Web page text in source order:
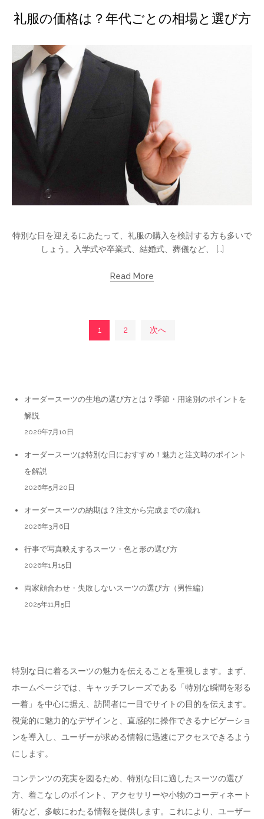
礼服の価格は？年代ごとの相場と選び方
特別な日を迎えるにあたって、礼服の購入を検討する方も多いで
しょう。入学式や卒業式、結婚式、葬儀など、 […]
Read More
の
ペ
ー
ジ
送
り
1 2 次へ
オーダースーツの生地の選び方とは？季節・用途別のポイントを
解説
2026年7月10日
オーダースーツは特別な日におすすめ！魅力と注文時のポイント
を解説
2026年5月20日
オーダースーツの納期は？注文から完成までの流れ
2026年3月6日
行事で写真映えするスーツ・色と形の選び方
2026年1月15日
両家顔合わせ・失敗しないスーツの選び方（男性編）
2025年11月5日
特別な日に着るスーツの魅力を伝えることを重視します。まず、
ホームページでは、キャッチフレーズである「特別な瞬間を彩る
一着」を中心に据え、訪問者に一目でサイトの目的を伝えます。
視覚的に魅力的なデザインと、直感的に操作できるナビゲーショ
ンを導入し、ユーザーが求める情報に迅速にアクセスできるよう
にします。
コンテンツの充実を図るため、特別な日に適したスーツの選び
方、着こなしのポイント、アクセサリーや小物のコーディネート
術など、多岐にわたる情報を提供します。これにより、ユーザー